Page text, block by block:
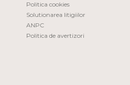
Politica cookies
Solutionarea litigiilor
ANPC
Politica de avertizori